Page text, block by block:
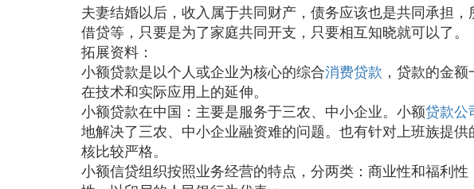
夫妻结婚以后，收入属于共同财产，债务应该也是共同承担
借贷等，只要是为了家庭共同开支，只要相互知晓就可以了。
拓展资料：
小额贷款是以个人或企业为核心的综合消费贷款 ，贷款的金
在技术和实际应用上的延伸。
小额贷款在中国：主要是服务于三农、中小企业。小额贷款公
地解决了三农、中小企业融资难的问题。也有针对上班族提
核比较严格。
小额信贷组织按照业务经营的特点，分两类：商业性和福利